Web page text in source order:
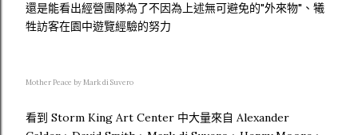
還是能看出經營團隊為了不因為上述無可避免的"外來物"、犧
牲訪客在園中遊覽經驗的努力
Mother Peace by Mark di Suvero
看到 Storm King Art Center 中大量來自 Alexander